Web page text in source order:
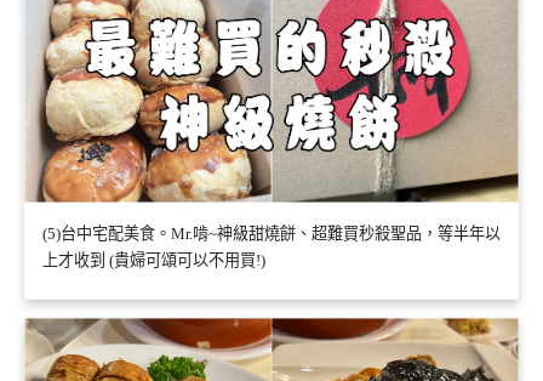
(5)台中宅配美食。Mr.啃~神級甜燒餅、超難買秒殺聖品，等半年以
上才收到 (貴婦可頌可以不用買!)